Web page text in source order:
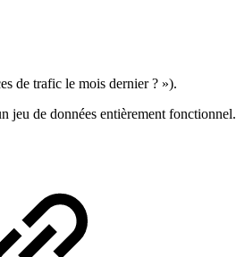
de trafic le mois dernier ? »).
jeu de données entièrement fonctionnel.